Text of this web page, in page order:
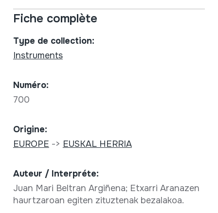
Fiche complète
Type de collection:
Instruments
Numéro:
700
Origine:
EUROPE -> EUSKAL HERRIA
Auteur / Interpréte:
Juan Mari Beltran Argiñena; Etxarri Aranazen
haurtzaroan egiten zituztenak bezalakoa.